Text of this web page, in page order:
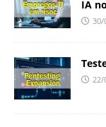
IA
30/
22/